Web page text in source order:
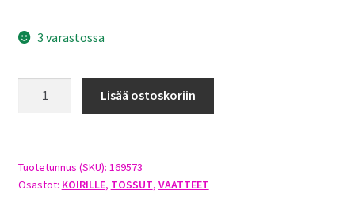
3 varastossa
M
määrä
Lisää ostoskoriin
Tuotetunnus (SKU): 169573
Osastot: KOIRILLE, TOSSUT, VAATTEET